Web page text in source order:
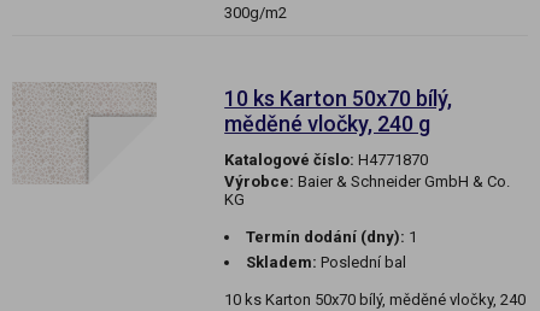
300g/m2
10 ks Karton 50x70 bílý,
měděné vločky, 240 g
Katalogové číslo: H4771870
Výrobce: Baier & Schneider GmbH & Co.
KG
Termín dodání (dny): 1
Skladem: Poslední bal
10 ks Karton 50x70 bílý, měděné vločky, 240